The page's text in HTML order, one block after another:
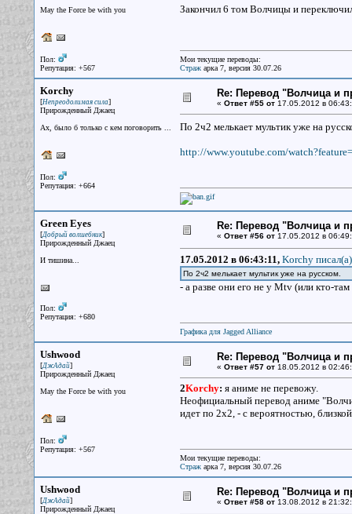
May the Force be with you
Пол:
Репутация: +567
Закончил 6 том Волчицы и
Мои текущие переводы:
Стражарка 7, версия 30.07.26
Korchy
[Непреодолимая сила]
Прирожденный Джаец
Ах, было б только с кем поговорить ...
Пол:
Репутация: +664
Re: Перевод "Волчица и
« Ответ #55 от17.05.2012 в
По 2ч2 мелькает мультик уже на
http://www.youtube.com/
Green Eyes
[Добрый волшебник]
Прирожденный Джаец
И тишина...
Пол:
Репутация: +680
Re: Перевод "Волчица и
« Ответ #56 от17.05.2012 в
17.05.2012 в 06:43:11, Korchy писал(a)
По 2ч2 мелькает мультик уже на русском.
- а разве они его не у Mtv (или кто-
Графика для Jagged Alliance
Ushwood
[ДжАдай]
Прирожденный Джаец
May the Force be with you
Пол:
Репутация: +567
Re: Перевод "Волчица и
« Ответ #57 от18.05.2012 в
2Korchy: я аниме не перевожу.
Неофициальный перевод аниме
идет по 2х2, - с вероятностью,
Мои текущие переводы:
Стражарка 7, версия 30.07.26
Ushwood
[ДжАдай]
Прирожденный Джаец
Re: Перевод "Волчица и
« Ответ #58 от13.08.2012 в